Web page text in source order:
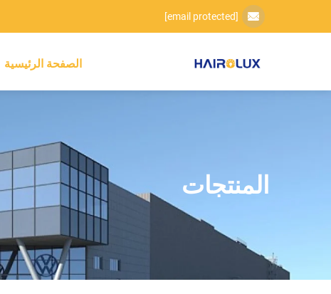
[email protected]
الصفحة الرئيسية
المنتجات